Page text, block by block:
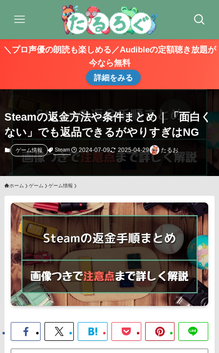
＼プロ声優の朗読も楽しめる／Audibleの定額聴き放題が
今なら無料
詳細をみる
Steamの返金方法や条件まとめ｜「面白く
ない」でも返品できるがやりすぎはNG
ゲーム情報 Steam 2024-07-09 2025-04-29 たるお
ホーム ゲーム ゲーム情報